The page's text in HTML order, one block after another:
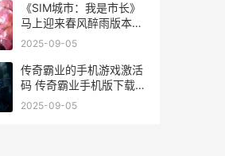
《SIM城市：我是市长》
马上迎来春风醉雨版本
sim city 3
2025-09-05
传奇霸业的手机游戏激活
码 传奇霸业手机版下载安
装
2025-09-05